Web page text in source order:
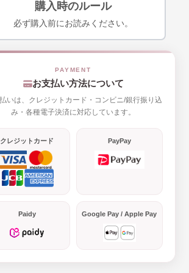
購入時のルール
必ず購入前にお読みください。
お支払い方法について
いは、クレジットカード・コンビニ/銀行振り込
み・各種電子決済に対応しています。
クレジットカード PayPay
Paidy Google Pay / Apple Pay